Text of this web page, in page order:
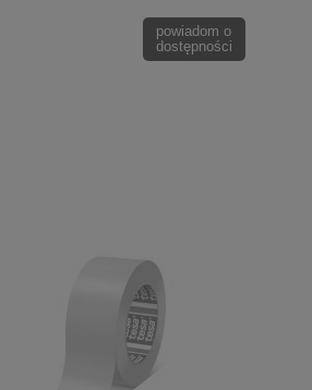
powiadom o
dostępności